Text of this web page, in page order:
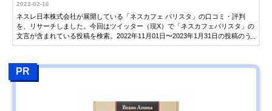
2023-02-16
ネスレ日本株式会社が展開している「ネスカフェ バリスタ」の口コミ・評判
を、リサーチしました。今回はツイッター（現X）で「ネスカフェバリスタ」の
文言が含まれている投稿を検索。2022年11月01日〜2023年1月31日の投稿のう
にしてください。
PR